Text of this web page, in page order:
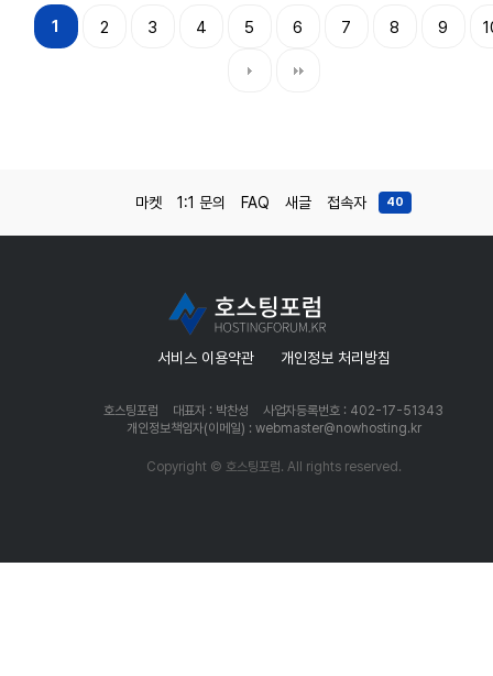
1 2 3 4 5 6 7 8 9
마켓 1:1 문의 FAQ 새글 접속자 40
서비스 이용약관 개인정보 처리방침
호스팅포럼 대표자 : 박찬성
사업자등록번호 : 402-17-51343
개인정보책임자(이메일) : webmaster@nowhosting.kr
Copyright © 호스팅포럼. All rights reserved.